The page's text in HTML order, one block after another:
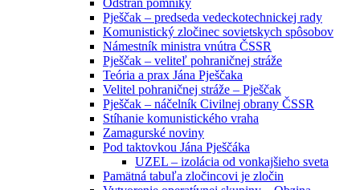
Pješčak – predseda vedeckotechnickej rady
Komunistický zločinec sovietskych spôsobov
Námestník ministra vnútra ČSSR
Pješčak – veliteľ pohraničnej stráže
Teória a prax Jána Pješčaka
Velitel pohraničnej stráže – Pješčak
Pješčak – náčelník Civilnej obrany ČSSR
Stíhanie komunistického vraha
Zamagurské noviny
Pod taktovkou Jána Pješčáka
UZEL – izolácia od vonkajšieho sveta
Pamätná tabuľa zločincovi je zločin